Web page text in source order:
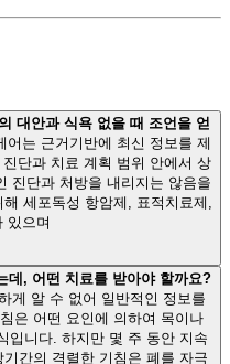
대안과 식욕 없을 때 조언을 얻
어는 근거기반에 최신 정보를 제
단과 치료 계획 범위 안에서 상
진단과 처방을 내리지는 않음을
세포독성 항암제, 표적치료제,
있으며
데, 어떤 치료를 받아야 할까요?
게 알 수 없어 일반적인 정보를
은 어떤 요인에 의하여 목이나
입니다. 하지만 몇 주 동안 지속
간의 격렬한 기침은 폐를 자극